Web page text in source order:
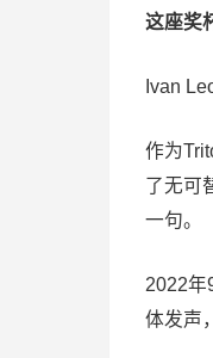
这座奖
Ivan
作为
了无可
一句。
2022年
体发声